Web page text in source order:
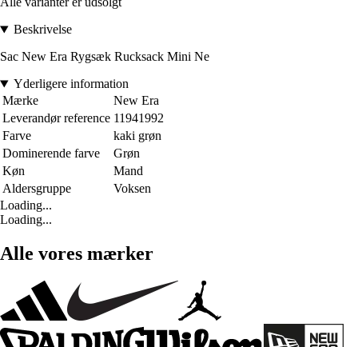
Beskrivelse
Sac New Era Rygsæk Rucksack Mini Ne
Yderligere information
Mærke
New Era
Leverandør reference 11941992
Farve
kaki grøn
Dominerende farve
Grøn
Køn
Mand
Aldersgruppe
Voksen
Loading...
Loading...
Alle vores mærker